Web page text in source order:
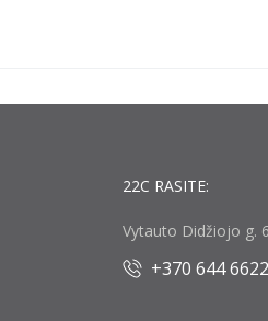
22C RASITE:
Vytauto Didžiojo g.
+370 644